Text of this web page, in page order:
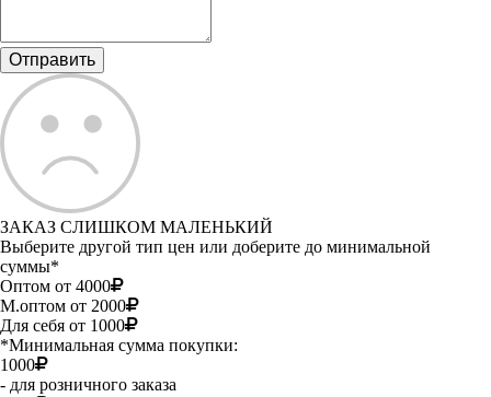
ЗАКАЗ СЛИШКОМ МАЛЕНЬКИЙ
Выберите другой тип цен или доберите до минимальной
суммы*
Оптом от 4000
М.оптом от 2000
Для себя от 1000
*Минимальная сумма покупки:
1000
- для розничного заказа